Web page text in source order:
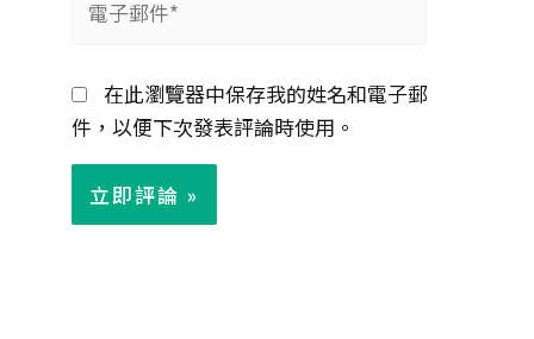
件
*
在此瀏覽器中保存我的姓名和電子郵
件，以便下次發表評論時使用。